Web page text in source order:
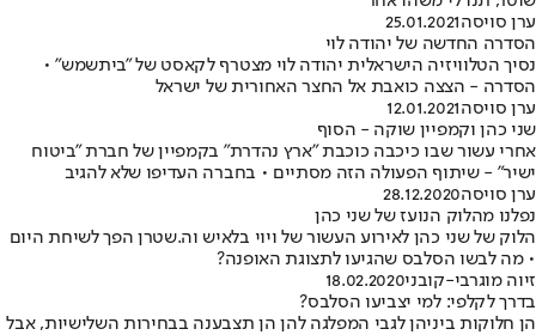
ערן סויסה25.01.2021
הסדרה החדשה של יהודה לוי
נסיך הטלוויזיה הישראלית יהודה לוי מצטרף לקאסט של "ביתשמש" •
הסדרה - הצצה כואבת אל החצר האחורית של ישראל
ערן סויסה12.01.2021
שני כהן וקמפיין שוקה - הסוף
אחרי עשור שבו כיכבה כוכבת "ארץ נהדרת" בקמפיין של חברת "ביטוח
ישיר" - שיתוף הפעולה הזה מסתיים • בחברה העדיפו שלא להגיב
ערן סויסה28.12.2020
נפלנו מהלוק הנועז של שני כהן
הלוק של שני כהן לאירוע העשור של ויוי בלאיש וה.שטרן הפך לשיחת היום
• מה לבשו הסלבס שהגיעו לתצוגת האופנה?
זיוה מוגרבי-קובני18.02.2020
בדרך לקלפי: למי יצביעו הסלבס?
הן חלוקות ביניהן לגבי המפלגה להן הן תצבענה בבחירות השלישיות, אבל